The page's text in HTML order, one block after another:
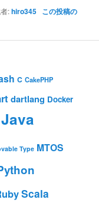
:hiro345 この投稿の
C CakePHP
dartlang Docker
Java
Type MTOS
Scala